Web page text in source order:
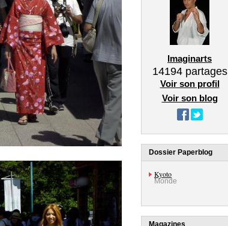
Imaginarts
14194partages
Voir son profil
Voir son blog
Dossier Paperblog
Kyoto
Monde
Magazines